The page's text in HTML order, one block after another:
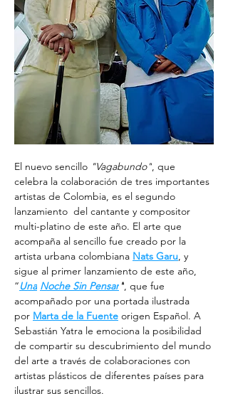
El nuevo sencillo "Vagabundo", que
celebra la colaboración de tres importantes
artistas de Colombia, es el segundo
lanzamiento  del cantante y compositor
multi-platino de este año. El arte que
acompaña al sencillo fue creado por la
artista urbana colombiana Nats Garu, y
sigue al primer lanzamiento de este año,
“Una Noche Sin Pensar ", que fue
acompañado por una portada ilustrada
por Marta de la Fuente origen Español. A
Sebastián Yatra le emociona la posibilidad
de compartir su descubrimiento del mundo
del arte a través de colaboraciones con
artistas plásticos de diferentes países para
ilustrar sus sencillos.